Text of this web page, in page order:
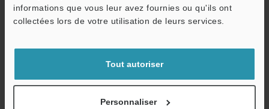
informations que vous leur avez fournies ou qu'ils ont
collectées lors de votre utilisation de leurs services.
Tout autoriser
Personnaliser
Fiche technique (PDF)
CAO / CAE